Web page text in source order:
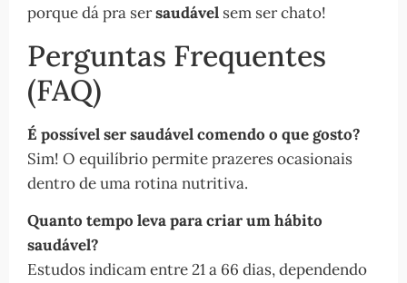
porque dá pra sersaudável sem ser chato!
Perguntas Frequentes
(FAQ)
É possível ser saudável comendo o que gosto?
Sim! O equilíbrio permite prazeres ocasionais
dentro de uma rotina nutritiva.
Quanto tempo leva para criar um hábito
saudável?
Estudos indicam entre 21 a 66 dias, dependendo